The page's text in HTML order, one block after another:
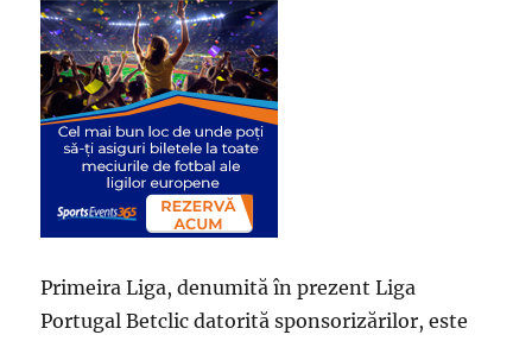
Primeira Liga, denumită în prezent Liga
Portugal Betclic datorită sponsorizărilor, este